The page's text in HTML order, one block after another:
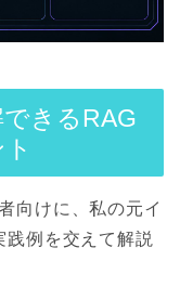
きるRAG
向けに、私の元イ
例を交えて解説